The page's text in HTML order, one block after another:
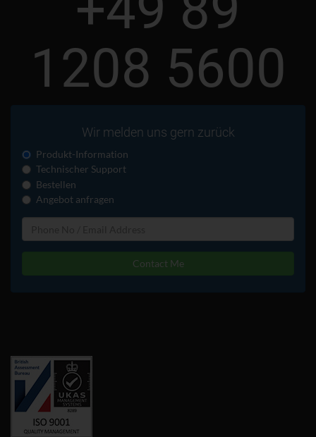
1208 5600
Wir melden uns gern zurück
Produkt-Information
Technischer Support
Bestellen
Angebot anfragen
Contact Me